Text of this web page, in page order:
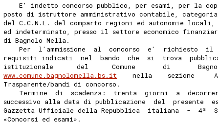
E' indetto concorso pubblico, per esami, per la
posto di istruttore amministrativo contabile,
del C.C.N.L. del comparto regioni ed autonomie locali,
ed indeterminato, presso il settore economico
di Bagnolo Mella.
Per  l'ammissione  al  concorso  e'  richiesto  il
requisiti indicati  nel  bando  che  si  trova
istituzionale      del      Comune       di
www.comune.bagnolomella.bs.it
nella    sezione
Trasparente/bandi di concorso.
Termine  di  scadenza:  trenta  giorni  a
successivo alla data di pubblicazione  del  presente
Gazzetta Ufficiale della Repubblica  italiana  -  4ª
«Concorsi ed esami».